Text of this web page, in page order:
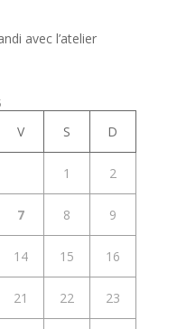
avec l’atelier
V S D
1 2
7 8 9
14 15 16
21 22 23